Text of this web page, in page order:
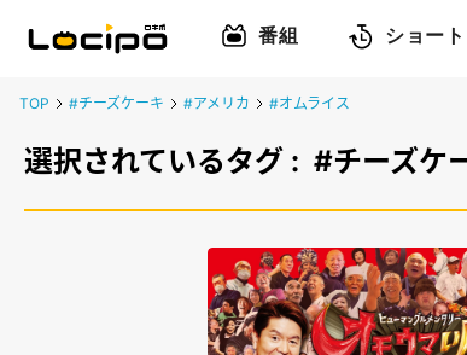
番組 ショート
TOP #チーズケーキ #アメリカ #オムライス
選択されているタグ : #チーズケ